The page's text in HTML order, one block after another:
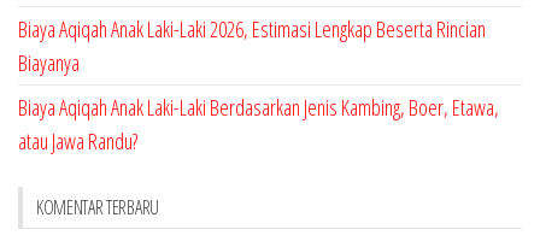
Biaya Aqiqah Anak Laki-Laki 2026, Estimasi Lengkap Beserta Rincian
Biayanya
Biaya Aqiqah Anak Laki-Laki Berdasarkan Jenis Kambing, Boer, Etawa,
atau Jawa Randu?
KOMENTAR TERBARU